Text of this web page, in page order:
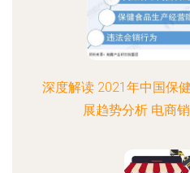
深度解读 2021年中国保
展趋势分析 电商